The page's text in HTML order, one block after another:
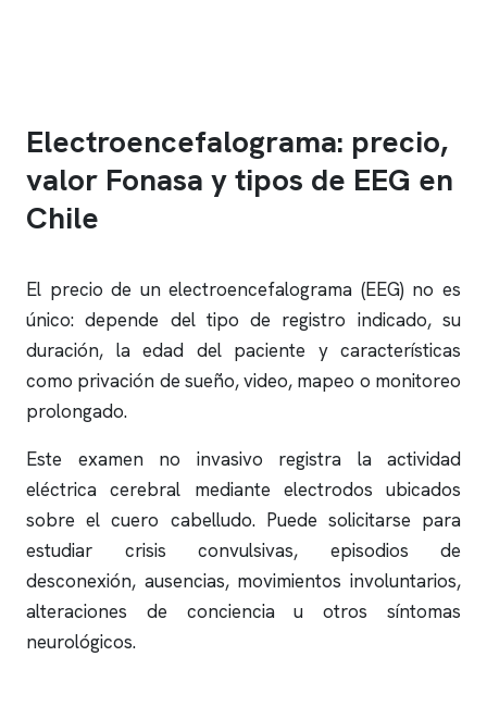
Electroencefalograma: precio,
valor Fonasa y tipos de EEG en
Chile
El precio de unelectroencefalograma (EEG) no es
único: depende del tipo de registro indicado, su
duración, la edad del paciente y características
como privación de sueño, video, mapeo o monitoreo
prolongado.
Este examen no invasivo registra la actividad
eléctrica cerebral mediante electrodos ubicados
sobre el cuero cabelludo. Puede solicitarse para
estudiar crisis convulsivas, episodios de
desconexión, ausencias, movimientos involuntarios,
alteraciones de conciencia u otros síntomas
neurológicos.